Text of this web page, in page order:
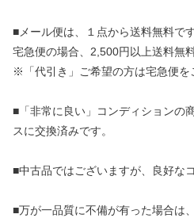
■メール便は、１点から送料無料です
宅急便の場合、2,500円以上送料無料
※「代引き」ご希望の方は宅急便を
■「非常に良い」コンディションの
スに交換済みです。
■中古品ではございますが、良好な
■万が一品質に不備が有った場合は